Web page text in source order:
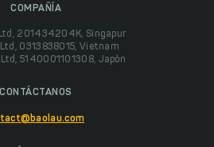
COMPAÑÍA
201434204K, Singapur
Ltd, 0313838015, Vietnam
Ltd, 5140001101308, Japón
CONTÁCTANOS